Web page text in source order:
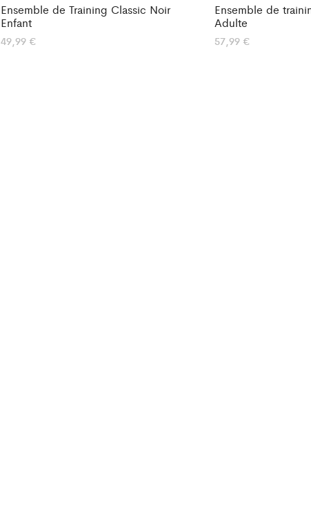
Ensemble de Training Classic Noir
Enfant
49,99 €
Ensemble de
Adulte
57,99 €